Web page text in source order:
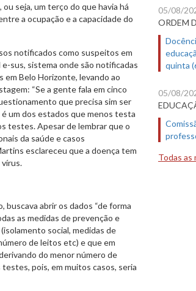
seja, um terço do que havia há
a ocupação e a capacidade do
notificados como suspeitos em
sus, sistema onde são notificadas
em Belo Horizonte, levando ao
“Se a gente fala em cinco
que precisa sim ser
um dos estados que menos testa
testes. Apesar de lembrar que o
da saúde e casos
esclareceu que a doença tem
abrir os dados “de forma
as medidas de prevenção e
social, medidas de
de leitos etc) e que em
do menor número de
pois, em muitos casos, seria
05/08/
ORDEM
quinta
05/08/
Todas as